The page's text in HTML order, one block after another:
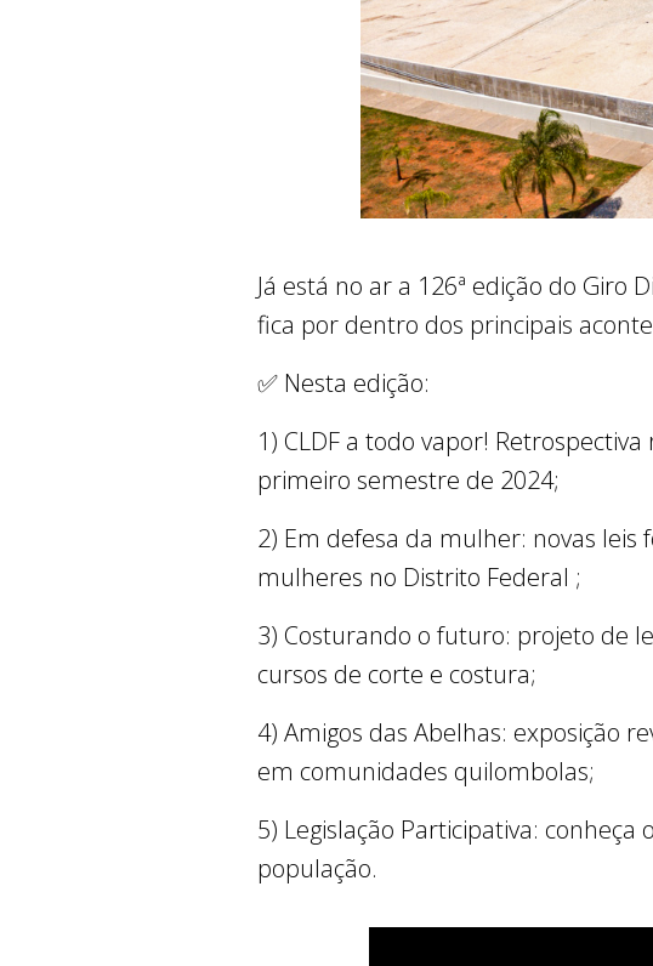
Já está no ar a 126ª edição do
fica por dentro dos principais
✅ Nesta edição:
1) CLDF a todo vapor!
primeiro semestre de 2024;
2) Em defesa da mulher: novas
mulheres no Distrito Federal ;
3) Costurando o futuro: projeto de
cursos de corte e costura;
4) Amigos das Abelhas: exposição
em comunidades quilombolas;
5) Legislação Participativa:
população.